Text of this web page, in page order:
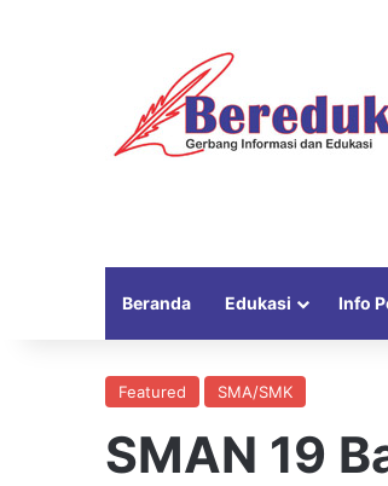
Beranda Edukasi Info
Featured SMA/SMK
SMAN 19